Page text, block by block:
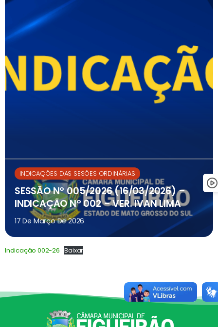
INDICAÇÕES DAS SESÕES ORDINÁRIAS
SESSÃO Nº 005/2026 (16/03/2026) –
INDICAÇÃO Nº 002 – VER. IVAN LIMA
17 De Março De 2026
Indicação 002-26 Baixar